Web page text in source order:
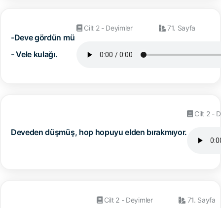
-Deve gördün mü
- Vele kulağı.
Cilt 2 - Deyimler 71. Sayfa
Deveden düşmüş, hop hopuyu elden bırakmıyor.
Cilt 2 -
Cilt 2 - Deyimler 71. Sayfa